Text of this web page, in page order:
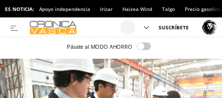
ES NOTICIA: Apoyo independencia Irizar Haizea Wind Talgo Precio gasolina
Pásate al MODO AHORRO